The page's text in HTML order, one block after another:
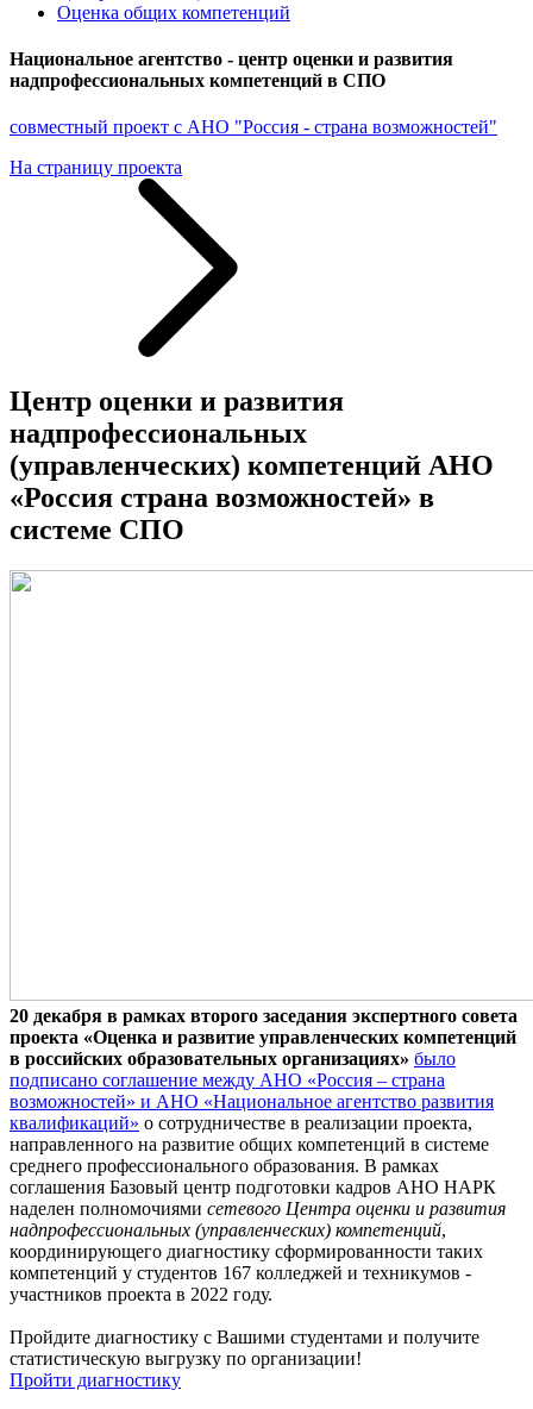
Оценка общих компетенций
Национальное агентство - центр оценки и развития
надпрофессиональных компетенций в СПО
совместный проект с АНО "Россия - страна возможностей"
На страницу проекта
Центр оценки и развития
надпрофессиональных
(управленческих) компетенций АНО
«Россия страна возможностей» в
системе СПО
20 декабря в рамках второго заседания экспертного совета
проекта «Оценка и развитие управленческих компетенций
в российских образовательных организациях» было
подписано соглашение между АНО «Россия – страна
возможностей» и АНО «Национальное агентство развития
квалификаций» о сотрудничестве в реализации проекта,
направленного на развитие общих компетенций в системе
среднего профессионального образования. В рамках
соглашения Базовый центр подготовки кадров АНО НАРК
наделен полномочиями сетевого Центра оценки и развития
надпрофессиональных (управленческих) компетенций,
координирующего диагностику сформированности таких
компетенций у студентов 167 колледжей и техникумов -
участников проекта в 2022 году.
Пройдите диагностику с Вашими студентами и получите
статистическую выгрузку по организации!
Пройти диагностику